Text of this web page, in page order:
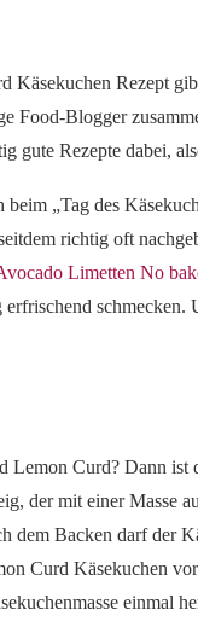
Käsekuchen Rezept
Food-Blogger
gute Rezepte dabei,
„Tag des
richtig oft
Limetten No
schmecken.
Lemon Curd? Dann
der mit einer Masse
dem Backen darf der
Curd Käsekuchen
einmal